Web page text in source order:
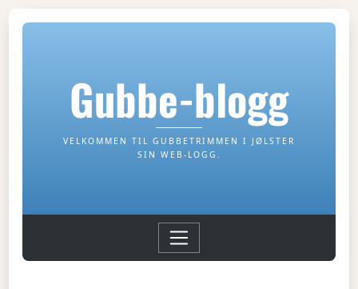
Gubbe-blogg
VELKOMMEN TIL GUBBETRIMMEN I JØLSTER
SIN WEB-LOGG.